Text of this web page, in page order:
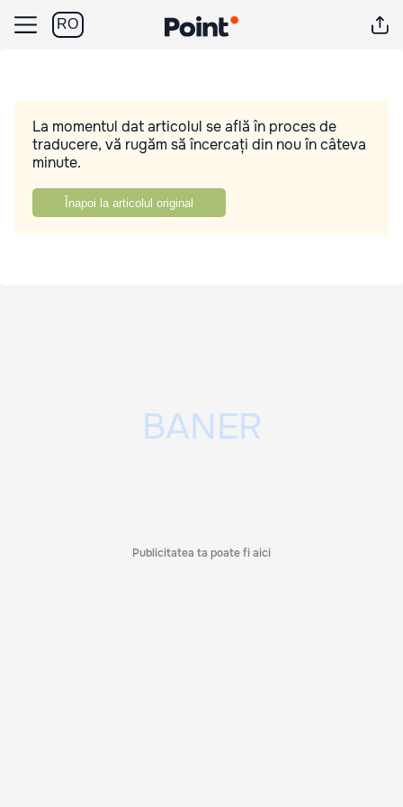
RO
La momentul dat articolul se află în proces de
traducere, vă rugăm să încercați din nou în câteva
minute.
Înapoi la articolul original
Publicitatea ta poate fi aici